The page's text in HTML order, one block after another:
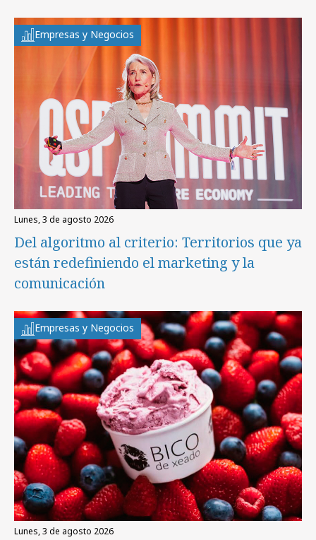
Empresas y Negocios
lunes, 3 de agosto 2026
Del algoritmo al criterio: Territorios que ya
están redefiniendo el marketing y la
comunicación
Empresas y Negocios
lunes, 3 de agosto 2026